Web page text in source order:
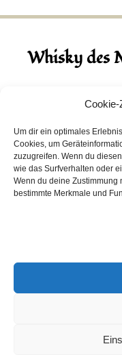
Cookie-
Um dir ein optimales
Cookies, um
zuzugreifen. Wenn du
wie das Surfverhalten oder
Wenn du deine Zustimmung
bestimmte Merkmale und
Whisky des
August 2026
Hinch Double
Destillerie:Hinch
Single Malt,
Peated: Nein
Entdecke viele